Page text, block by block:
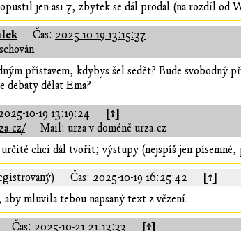
jen asi 7, zbytek se dál prodal (na rozdíl od
Čas: 2025-10-19 13:15:37
přístavem, kdybys šel sedět? Bude
debaty dělat Ema?
10-19 13:19:24 [↑]
Mail: urza v doméně urza.cz
chci dál tvořit; výstupy (nejspíš jen
Čas: 2025-10-19 16:25:42 [↑]
mluvila tebou napsaný text z vězení.
Čas: 2025-10-21 21:13:33 [↑]